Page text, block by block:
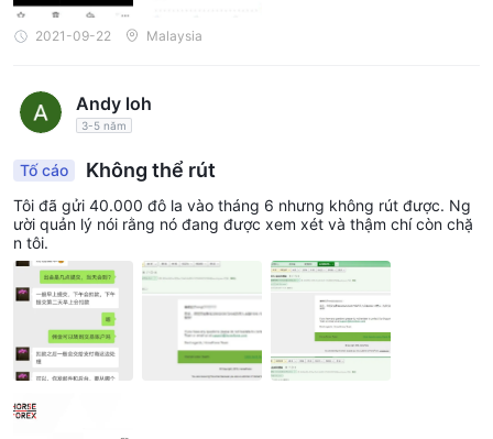
2021-09-22 Malaysia
Andy loh
3-5 năm
Tố cáo Không thể rút
Tôi đã gửi 40.000 đô la vào tháng 6 nhưng không rút được. Ng
ười quản lý nói rằng nó đang được xem xét và thậm chí còn chặ
n tôi.